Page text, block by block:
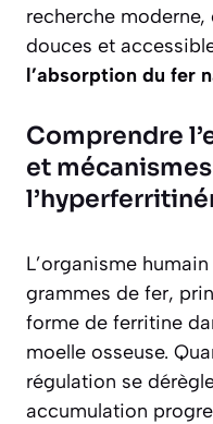
recherche
douces et
l’absorption du fer
Comprendre
et
L’organisme
grammes de fer,
forme de ferritine
moelle osseuse.
régulation se
accumulation